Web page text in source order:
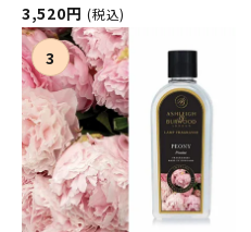
スランプ用オイル
ASHLEIGH&BURWOOD（ア
シュレイアンドバーウッド）
3,520円 (税込)